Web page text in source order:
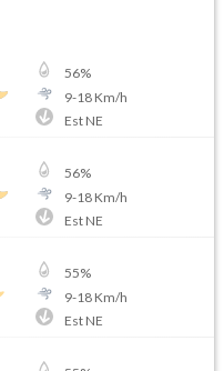
56%
9-18Km/h
Est NE
56%
9-18Km/h
Est NE
55%
9-18Km/h
Est NE